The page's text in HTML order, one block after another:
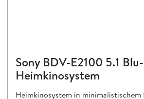
Sony BDV-E2100 5.1
Heimkinosystem
Heimkinosystem in minimalistischem